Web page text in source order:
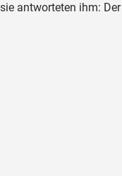
antworteten ihm: